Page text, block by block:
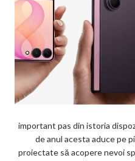
important pas din istoria
de anul acesta aduce pe
proiectate să acopere nevoi